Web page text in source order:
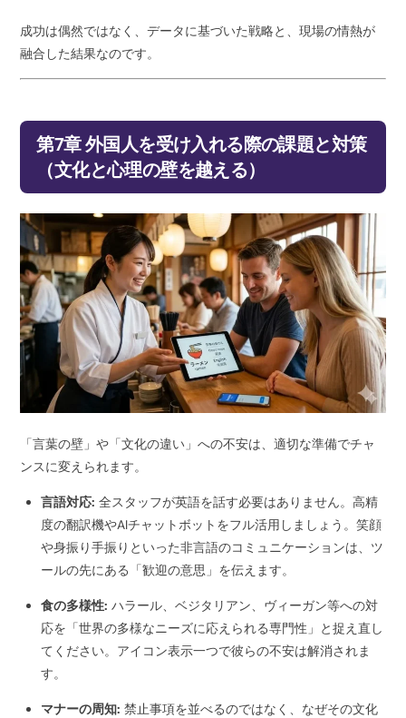
成功は偶然ではなく、データに基づいた戦略と、現場の情熱が
融合した結果なのです。
第7章 外国人を受け入れる際の課題と対策
（文化と心理の壁を越える）
「言葉の壁」や「文化の違い」への不安は、適切な準備でチャ
ンスに変えられます。
言語対応: 全スタッフが英語を話す必要はありません。高精
度の翻訳機やAIチャットボットをフル活用しましょう。笑顔
や身振り手振りといった非言語のコミュニケーションは、ツ
ールの先にある「歓迎の意思」を伝えます。
食の多様性: ハラール、ベジタリアン、ヴィーガン等への対
応を「世界の多様なニーズに応えられる専門性」と捉え直し
てください。アイコン表示一つで彼らの不安は解消されま
す。
マナーの周知: 禁止事項を並べるのではなく、なぜその文化